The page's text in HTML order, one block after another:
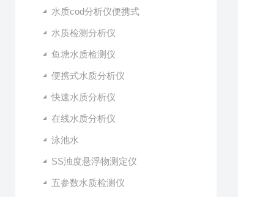
水质cod分析仪便携式
水质检测分析仪
鱼塘水质检测仪
便携式水质分析仪
快速水质分析仪
在线水质分析仪
泳池水
SS浊度悬浮物测定仪
五参数水质检测仪